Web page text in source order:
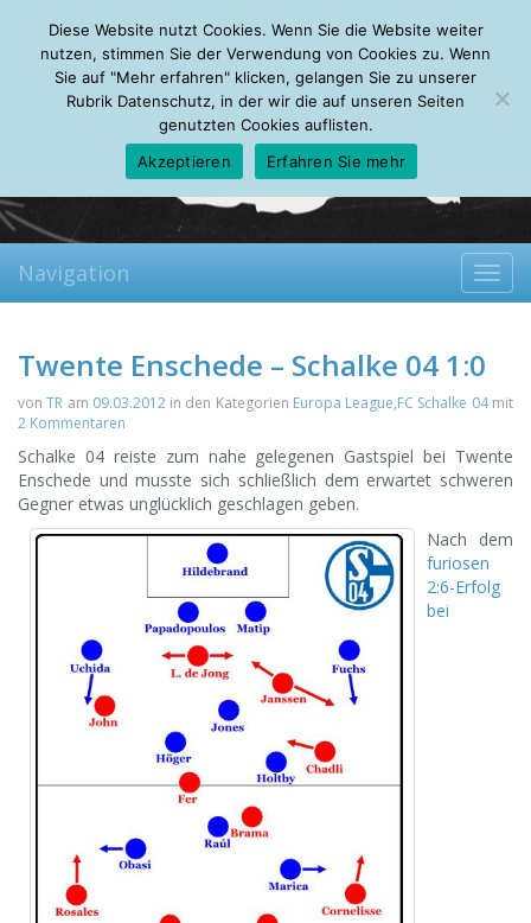
Sunday, 09.08.2026
Mein Account
About Autoren Leseempfehlungen FAQ
Navigation
Twente Enschede – Schalke 04 1:0
vonTR am 09.03.2012in den Kategorien Europa League,FC Schalke 04mit
2 Kommentaren
Schalke 04 reiste zum nahe gelegenen Gastspiel bei Twente
Enschede und musste sich schließlich dem erwartet schweren
Gegner etwas unglücklich geschlagen geben.
Nach dem
furiosen
2:6-Erfolg
bei
Diese Website nutzt Cookies. Wenn Sie die Website weiter
nutzen, stimmen Sie der Verwendung von Cookies zu. Wenn
Sie auf "Mehr erfahren" klicken, gelangen Sie zu unserer
Rubrik Datenschutz, in der wir die auf unseren Seiten
genutzten Cookies auflisten.
Akzeptieren
Erfahren Sie mehr